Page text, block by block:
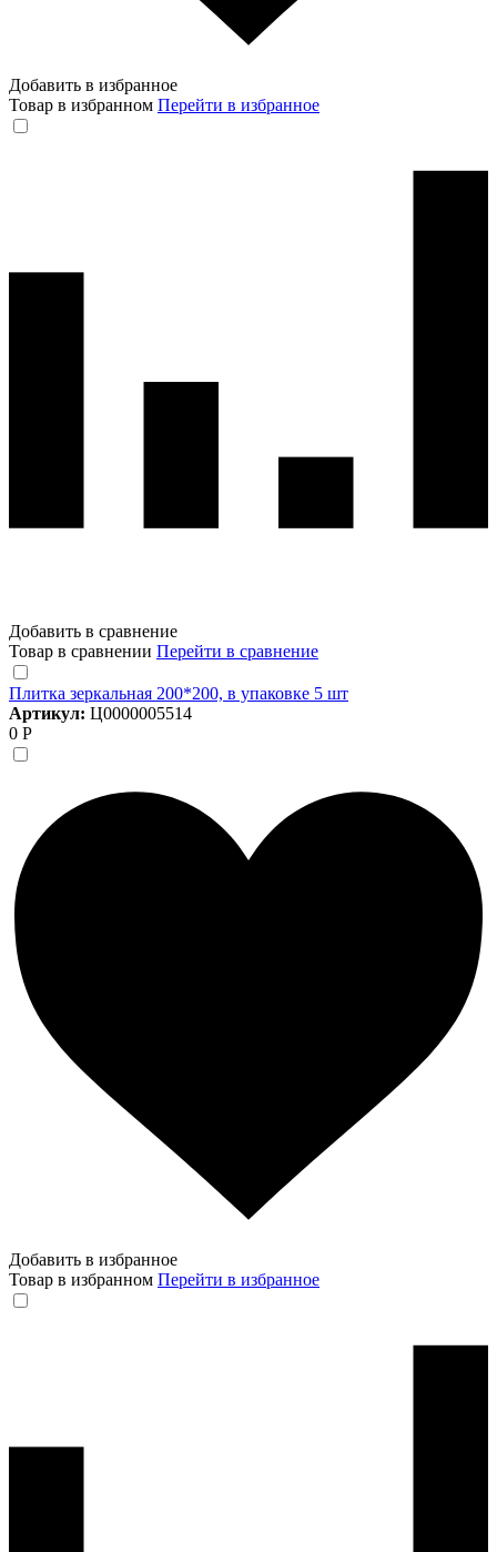
Добавить в избранное
Товар в избранном Перейти в избранное
Добавить в сравнение
Товар в сравнении Перейти в сравнение
Плитка зеркальная 200*200, в упаковке 5 шт
Артикул: Ц0000005514
0 Р
Добавить в избранное
Товар в избранном Перейти в избранное